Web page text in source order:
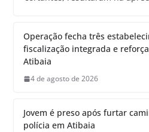
Operação fecha três
fiscalização integrada e
Atibaia
4 de agosto de 2026
Jovem é preso após furtar
polícia em Atibaia